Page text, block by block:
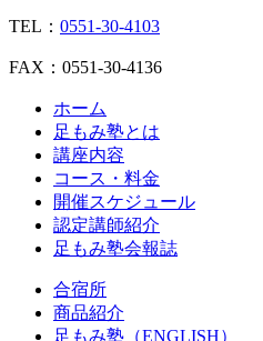
TEL： 0551-30-4103
FAX：0551-30-4136
ホーム
足もみ塾とは
講座内容
コース・料金
開催スケジュール
認定講師紹介
足もみ塾会報誌
合宿所
商品紹介
足もみ塾（ENGLISH）